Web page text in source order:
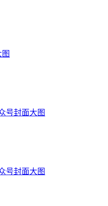
号封面大图
号封面大图